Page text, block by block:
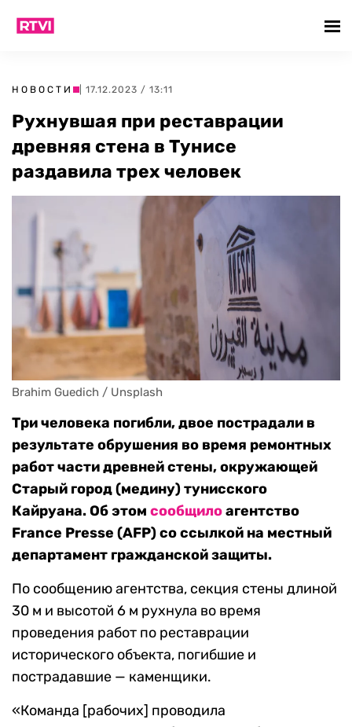
НОВОСТИ | 17.12.2023 / 13:11
Рухнувшая при реставрации
древняя стена в Тунисе
раздавила трех человек
Brahim Guedich / Unsplash
Три человека погибли, двое пострадали в
результате обрушения во время ремонтных
работ части древней стены, окружающей
Старый город (медину) тунисского
Кайруана. Об этом сообщилоагентство
France Presse (AFP) со ссылкой на местный
департамент гражданской защиты.
По сообщению агентства, секция стены длиной
30 м и высотой 6 м рухнула во время
проведения работ по реставрации
исторического объекта, погибшие и
пострадавшие — каменщики.
«Команда [рабочих] проводила